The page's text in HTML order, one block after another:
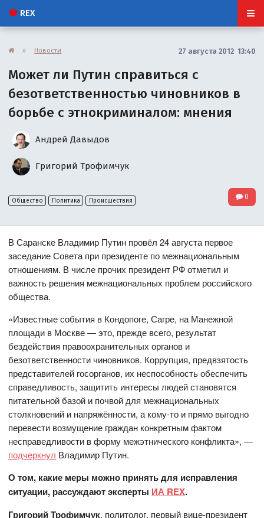
REX
» Новости 27 августа 2012 13:40
Может ли Путин справиться с
безответственностью чиновников в
борьбе с этнокриминалом: мнения
Андрей Давыдов
Григорий Трофимчук
Общество Политика Происшествия 0
В Саранске Владимир Путин провёл 24 августа первое
заседание Совета при президенте по межнациональным
отношениям. В числе прочих президент РФ отметил и
важность решения межнациональных проблем российского
общества.
«Известные события в Кондопоге, Сагре, на Манежной
площади в Москве — это, прежде всего, результат
бездействия правоохранительных органов и
безответственности чиновников. Коррупция, предвзятость
представителей госорганов, их неспособность обеспечить
справедливость, защитить интересы людей становятся
питательной базой и почвой для межнациональных
столкновений и напряжённости, а кому-то и прямо выгодно
перевести возмущение граждан конкретным фактом
несправедливости в форму межэтнического конфликта», —
подчеркнул Владимир Путин.
О том, какие меры можно принять для исправления
ситуации, рассуждают эксперты ИА REX.
Григорий Трофимчук, политолог, первый вице-президент